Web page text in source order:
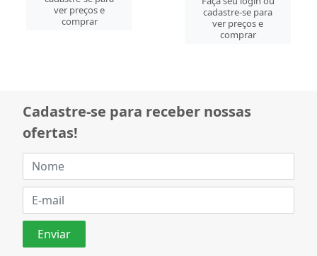
ver preços e
comprar
cadastre-se para
ver preços e
comprar
Cadastre-se para receber nossas
ofertas!